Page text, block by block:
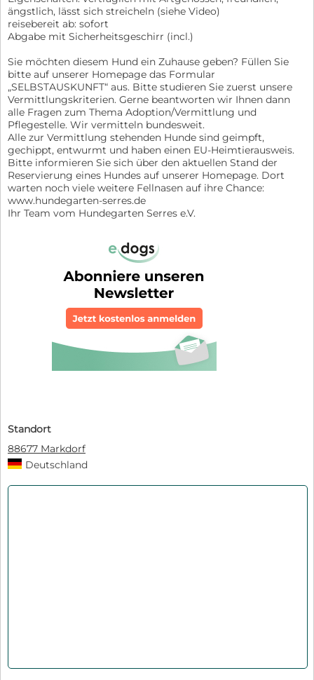
ängstlich, lässt sich streicheln (siehe Video)
reisebereit ab: sofort
Abgabe mit Sicherheitsgeschirr (incl.)
Sie möchten diesem Hund ein Zuhause geben? Füllen Sie
bitte auf unserer Homepage das Formular
„SELBSTAUSKUNFT“ aus. Bitte studieren Sie zuerst unsere
Vermittlungskriterien. Gerne beantworten wir Ihnen dann
alle Fragen zum Thema Adoption/Vermittlung und
Pflegestelle. Wir vermitteln bundesweit.
Alle zur Vermittlung stehenden Hunde sind geimpft,
gechippt, entwurmt und haben einen EU-Heimtierausweis.
Bitte informieren Sie sich über den aktuellen Stand der
Reservierung eines Hundes auf unserer Homepage. Dort
warten noch viele weitere Fellnasen auf ihre Chance:
www.hundegarten-serres.de
Ihr Team vom Hundegarten Serres e.V.
Standort
88677 Markdorf
Deutschland